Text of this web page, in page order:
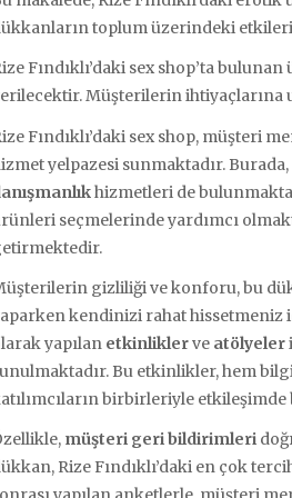
toplum üzerindeki etkileri
Fındıklı’daki sex shop’ta
Müşterilerin ihtiyaçlarına
Fındıklı’daki sex shop, müşteri
yelpazesi sunmaktadır. Burada,
hizmetleri de
seçmelerinde yardımcı
gizliliği ve konforu, bu
kendinizi rahat hissetmeniz
yapılan etkinliklerve atölyeler
Bu etkinlikler, hem
birbirleriyle etkileşimde
müşteri geri bildirimleri
Rize Fındıklı’daki en çok